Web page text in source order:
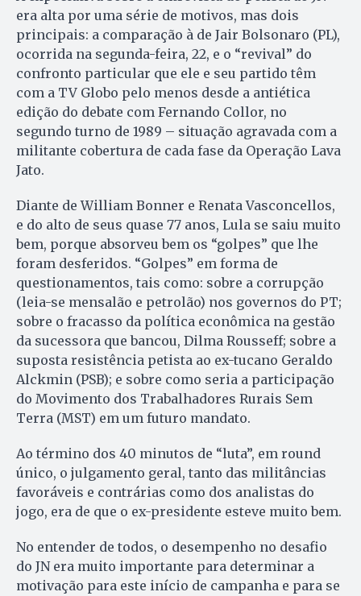
era alta por uma série de motivos, mas dois
principais: a comparação à de Jair Bolsonaro (PL),
ocorrida na segunda-feira, 22, e o “revival” do
confronto particular que ele e seu partido têm
com a TV Globo pelo menos desde a antiética
edição do debate com Fernando Collor, no
segundo turno de 1989 – situação agravada com a
militante cobertura de cada fase da Operação Lava
Jato.
Diante de William Bonner e Renata Vasconcellos,
e do alto de seus quase 77 anos, Lula se saiu muito
bem, porque absorveu bem os “golpes” que lhe
foram desferidos. “Golpes” em forma de
questionamentos, tais como: sobre a corrupção
(leia-se mensalão e petrolão) nos governos do PT;
sobre o fracasso da política econômica na gestão
da sucessora que bancou, Dilma Rousseff; sobre a
suposta resistência petista ao ex-tucano Geraldo
Alckmin (PSB); e sobre como seria a participação
do Movimento dos Trabalhadores Rurais Sem
Terra (MST) em um futuro mandato.
Ao término dos 40 minutos de “luta”, em round
único, o julgamento geral, tanto das militâncias
favoráveis e contrárias como dos analistas do
jogo, era de que o ex-presidente esteve muito bem.
No entender de todos, o desempenho no desafio
do JN era muito importante para determinar a
motivação para este início de campanha e para se